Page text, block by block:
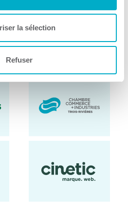
la sélection
Refuser